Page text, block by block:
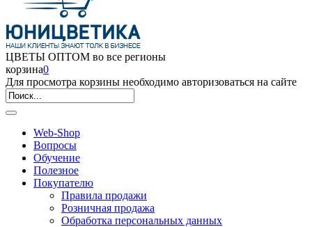
ЦВЕТЫ ОПТОМ во все регионы
корзина0
Для просмотра корзины необходимо авторизоваться на сайте
Web-Shop
Вопросы
Обучение
Полезное
Покупателю
Правила продажи
Розничная продажа
Обработка персональных данных